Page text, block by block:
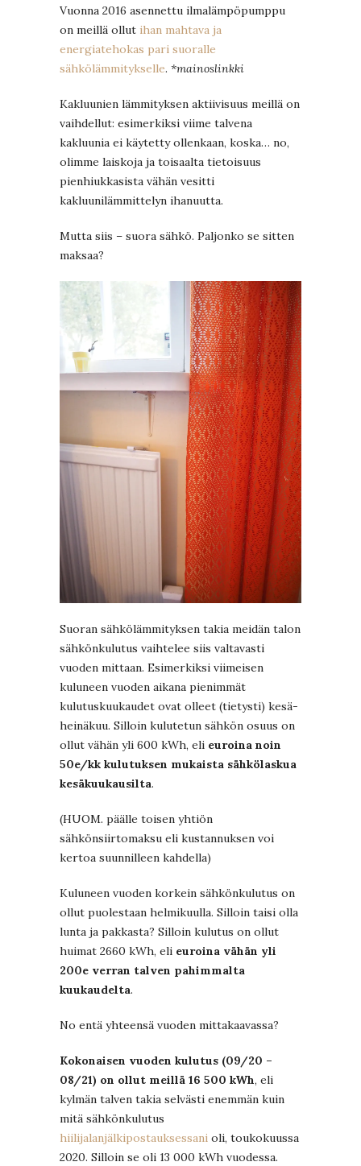
Vuonna 2016 asennettu ilmalämpöpumppu
on meillä ollut ihan mahtava ja
energiatehokas pari suoralle
sähkölämmitykselle. *mainoslinkki
Kakluunien lämmityksen aktiivisuus meillä on
vaihdellut: esimerkiksi viime talvena
kakluunia ei käytetty ollenkaan, koska… no,
olimme laiskoja ja toisaalta tietoisuus
pienhiukkasista vähän vesitti
kakluunilämmittelyn ihanuutta.
Mutta siis – suora sähkö. Paljonko se sitten
maksaa?
Suoran sähkölämmityksen takia meidän talon
sähkönkulutus vaihtelee siis valtavasti
vuoden mittaan. Esimerkiksi viimeisen
kuluneen vuoden aikana pienimmät
kulutuskuukaudet ovat olleet (tietysti) kesä-
heinäkuu. Silloin kulutetun sähkön osuus on
ollut vähän yli 600 kWh, eli euroina noin
50e/kk kulutuksen mukaista sähkölaskua
kesäkuukausilta.
(HUOM. päälle toisen yhtiön
sähkönsiirtomaksu eli kustannuksen voi
kertoa suunnilleen kahdella)
Kuluneen vuoden korkein sähkönkulutus on
ollut puolestaan helmikuulla. Silloin taisi olla
lunta ja pakkasta? Silloin kulutus on ollut
huimat 2660 kWh, eli euroina vähän yli
200e verran talven pahimmalta
kuukaudelta.
No entä yhteensä vuoden mittakaavassa?
Kokonaisen vuoden kulutus (09/20 –
08/21) on ollut meillä 16 500 kWh, eli
kylmän talven takia selvästi enemmän kuin
mitä sähkönkulutus
hiilijalanjälkipostauksessani oli, toukokuussa
2020. Silloin se oli 13 000 kWh vuodessa.